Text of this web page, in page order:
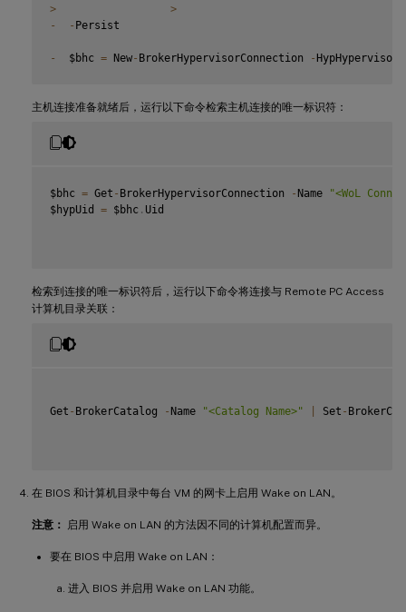
>
>
-
- Persist
-
  $bhc
= New- BrokerHypervisorConnection -
-
  $bhc
= Get-BrokerHypervisorConnection -
-
}
主机连接准备就绪后，运行以下命令检索主机连接的唯一标识符：
$bhc = Get - BrokerHypervisorConnection - Name
"<WoL
$hypUid = $bhc . Uid
检索到连接的唯一标识符后，运行以下命令将连接与 Remote PC Access
计算机目录关联：
Get - BrokerCatalog - Name "<Catalog Name>" Set -
在 BIOS 和计算机目录中每台 VM 的网卡上启用 Wake on LAN。
注意： 启用 Wake on LAN 的方法因不同的计算机配置而异。
要在 BIOS 中启用 Wake on LAN：
进入 BIOS 并启用 Wake on LAN 功能。